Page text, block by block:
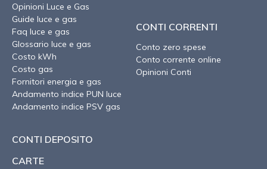
Opinioni Luce e Gas
Guide luce e gas
Faq luce e gas
Glossario luce e gas
Costo kWh
Costo gas
Fornitori energia e gas
Andamento indice PUN luce
Andamento indice PSV gas
CONTI CORRENTI
Conto zero spese
Conto corrente online
Opinioni Conti
CONTI DEPOSITO
CARTE